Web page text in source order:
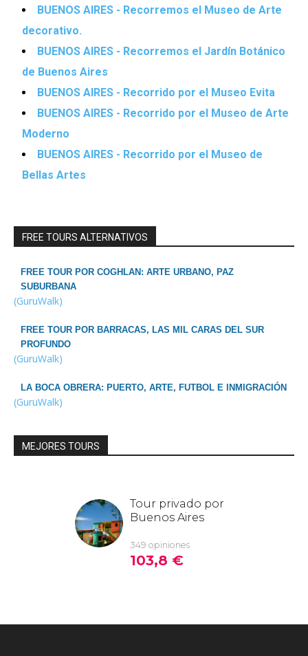
BUENOS AIRES - Recorremos el Museo de Arte
decorativo.
BUENOS AIRES - Recorremos el Jardín Botánico
de Buenos Aires
BUENOS AIRES - Recorrido por el Museo Evita
BUENOS AIRES - Recorrido por el Museo de Arte
Moderno
BUENOS AIRES - Recorrido por el Museo de
Bellas Artes
FREE TOURS ALTERNATIVOS
FREE TOUR POR COGHLAN: ARTE URBANO, PAZ
SUBURBANA
(GuruWalk)
FREE TOUR POR BARRACAS, LAS MIL CARAS DEL SUR
PROFUNDO
(GuruWalk)
LA BOCA OBRERA: PUERTO, ARTE, FUTBOL E INMIGRACIÓN
(GuruWalk)
MEJORES TOURS